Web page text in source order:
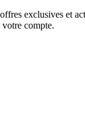
exclusives et
votre compte.